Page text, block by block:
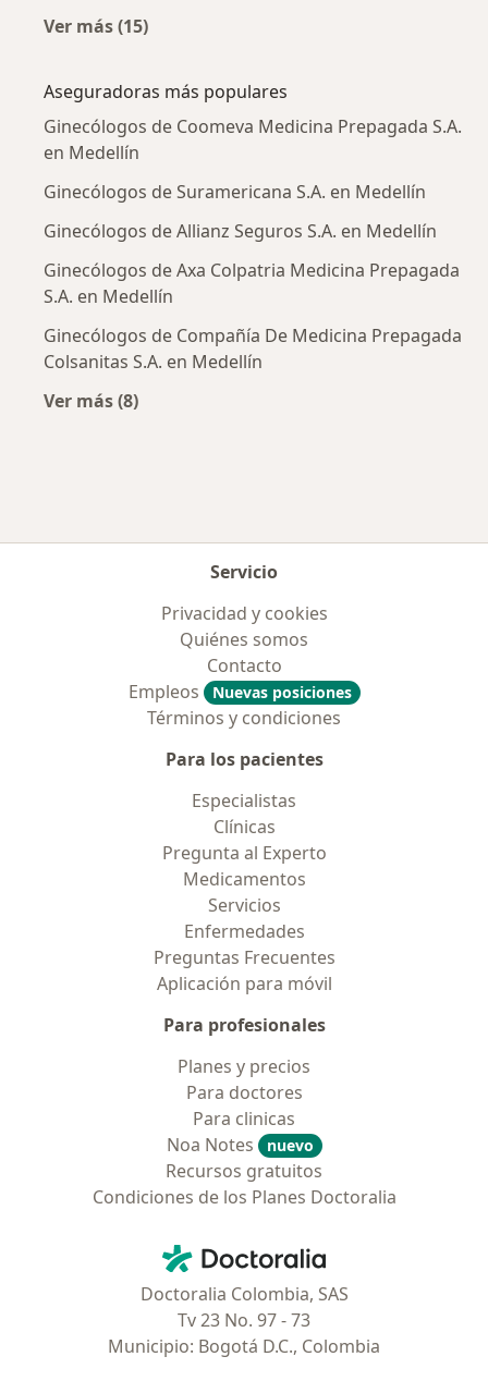
Ver más (15)
Aseguradoras más populares
Ginecólogos de Coomeva Medicina Prepagada S.A.
en Medellín
Ginecólogos de Suramericana S.A. en Medellín
Ginecólogos de Allianz Seguros S.A. en Medellín
Ginecólogos de Axa Colpatria Medicina Prepagada
S.A. en Medellín
Ginecólogos de Compañía De Medicina Prepagada
Colsanitas S.A. en Medellín
Ver más (8)
Servicio
Privacidad y cookies
Quiénes somos
Contacto
Empleos
Nuevas posiciones
Términos y condiciones
Para los pacientes
Especialistas
Clínicas
Pregunta al Experto
Medicamentos
Servicios
Enfermedades
Preguntas Frecuentes
Aplicación para móvil
Para profesionales
Planes y precios
Para doctores
Para clinicas
Noa Notes
nuevo
Recursos gratuitos
Condiciones de los Planes Doctoralia
Doctoralia - Página de inicio
Doctoralia Colombia, SAS
Tv 23 No. 97 - 73
Municipio: Bogotá D.C., Colombia